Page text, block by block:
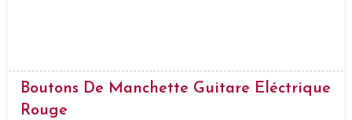
Boutons De Manchette Guitare Eléctrique
Rouge